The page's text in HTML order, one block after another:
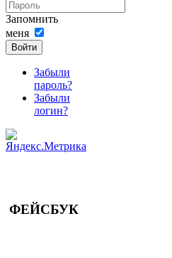
Запомнить
меня
Войти
Забыли
пароль?
Забыли
логин?
ФЕЙСБУК